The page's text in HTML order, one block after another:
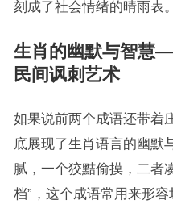
刻成了社会情绪的晴雨表。
生肖的幽默与智慧
民间讽刺艺术
如果说前两个成语还带着
底展现了生肖语言的幽默
腻，一个狡黠偷摸，二者
档”，这个成语常用来形